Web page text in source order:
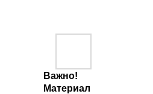
Важно!
Материал